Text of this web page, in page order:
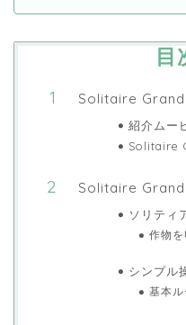
目
Solitaire
紹介ムー
Solitaire
Solitaire
ソリティ
作物
シンプル
基本